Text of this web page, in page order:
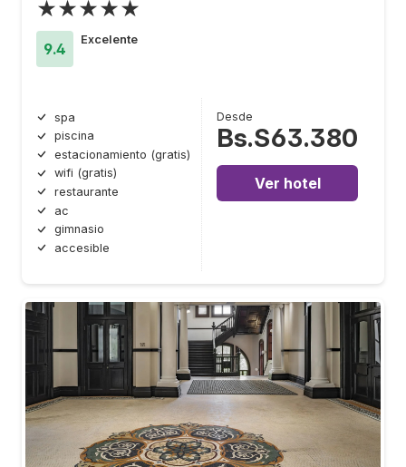
★★★★★
9.4
Excelente
spa
piscina
estacionamiento (gratis)
wifi (gratis)
restaurante
ac
gimnasio
accesible
Desde
Bs.S63.380
Ver hotel